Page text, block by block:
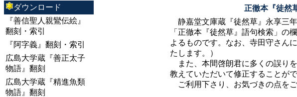
ダウンロード
『善信聖人親鸞伝絵』
翻刻・索引
『阿字義』翻刻・索引
広島大学蔵『善正太子
物語』翻刻
広島大学蔵『精進魚類
物語』翻刻
正徹本『徒
静嘉堂文庫蔵『徒然草』永享三
「正徹本『徒然草』語句検索」の
よるものです。なお、寺田守さん
たします。）
また、本間啓朗君に多くの誤り
教えていただいて修正することが
ご利用下さり、お気づきの点をご